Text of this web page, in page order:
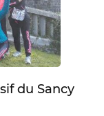
du Sancy